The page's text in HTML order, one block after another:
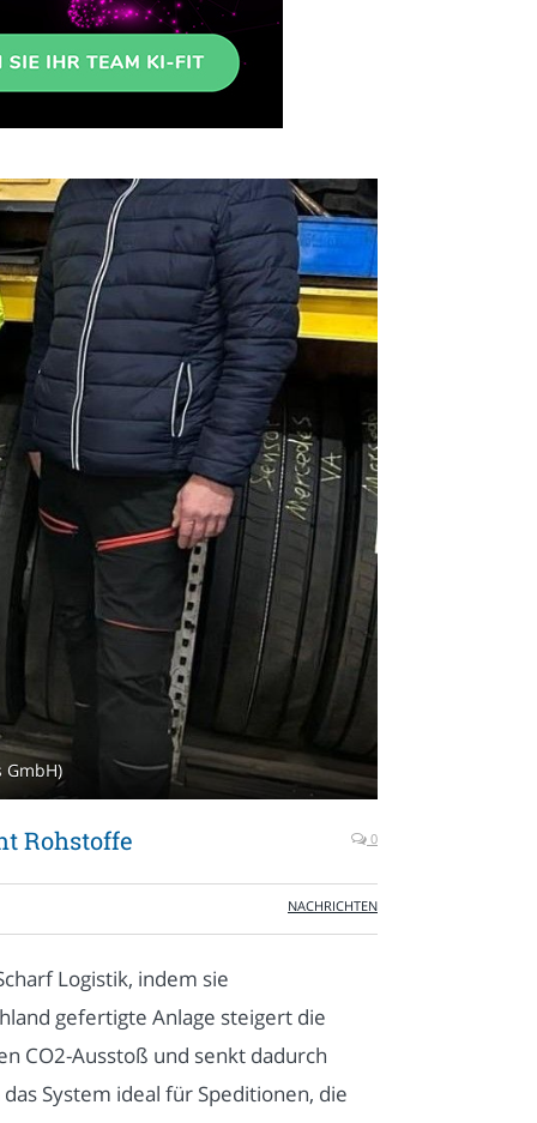
GmbH)
Rohstoffe 0
NACHRICHTEN
Logistik, indem sie
gefertigte Anlage steigert die
CO2-Ausstoß und senkt dadurch
System ideal für Speditionen, die